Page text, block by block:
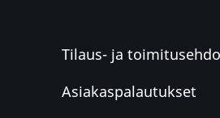
Tilaus- ja
Asiakaspalautukset